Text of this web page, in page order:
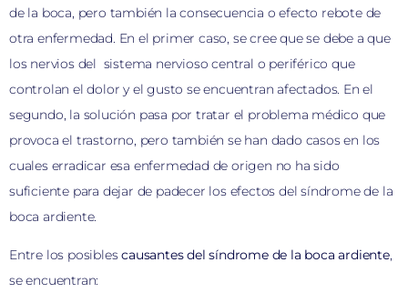
de la boca, pero también la consecuencia o efecto rebote de
otra enfermedad. En el primer caso, se cree que se debe a que
los nervios del sistema nervioso central o periférico que
controlan el dolor y el gusto se encuentran afectados. En el
segundo, la solución pasa por tratar el problema médico que
provoca el trastorno, pero también se han dado casos en los
cuales erradicar esa enfermedad de origen no ha sido
suficiente para dejar de padecer los efectos del síndrome de la
boca ardiente.
Entre los posiblescausantes del síndrome de la boca ardiente,
se encuentran: